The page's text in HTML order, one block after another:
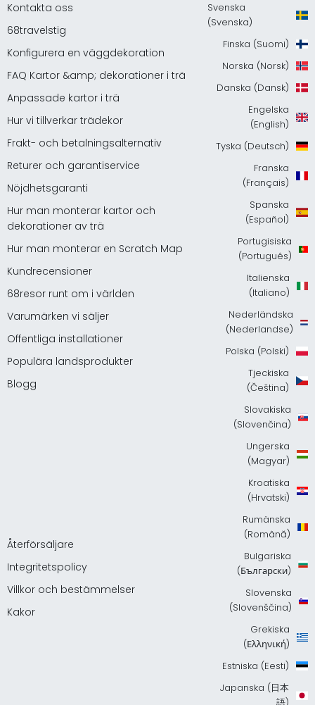
Kontakta oss
68travelstig
Konfigurera en väggdekoration
FAQ Kartor &amp; dekorationer i trä
Anpassade kartor i trä
Hur vi tillverkar trädekor
Frakt- och betalningsalternativ
Returer och garantiservice
Nöjdhetsgaranti
Hur man monterar kartor och
dekorationer av trä
Hur man monterar en Scratch Map
Kundrecensioner
68resor runt om i världen
Varumärken vi säljer
Offentliga installationer
Populära landsprodukter
Blogg
Återförsäljare
Integritetspolicy
Villkor och bestämmelser
Kakor
Svenska
(Svenska)
Finska (Suomi)
Norska (Norsk)
Danska (Dansk)
Engelska
(English)
Tyska (Deutsch)
Franska
(Français)
Spanska
(Español)
Portugisiska
(Português)
Italienska
(Italiano)
Nederländska
(Nederlandse)
Polska (Polski)
Tjeckiska
(Čeština)
Slovakiska
(Slovenčina)
Ungerska
(Magyar)
Kroatiska
(Hrvatski)
Rumänska
(Română)
Bulgariska
(Български)
Slovenska
(Slovenščina)
Grekiska
(Ελληνική)
Estniska (Eesti)
Japanska (日本